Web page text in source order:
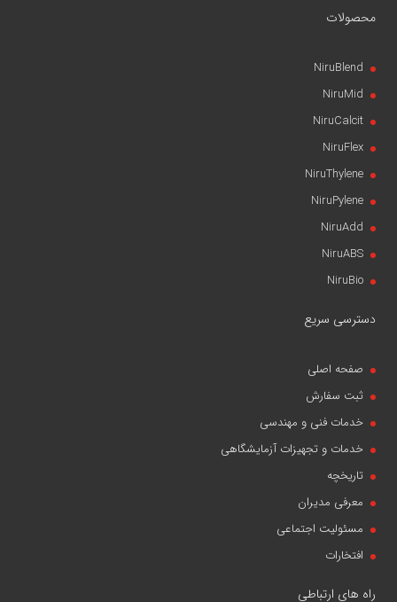
محصولات
NiruBlend
NiruMid
NiruCalcit
NiruFlex
NiruThylene
NiruPylene
NiruAdd
NiruABS
NiruBio
دسترسی سریع
صفحه اصلی
ثبت سفارش
خدمات فنی و مهندسی
خدمات و تجهیزات آزمایشگاهی
تاریخچه
معرفی مدیران
مسئولیت اجتماعی
افتخارات
راه های ارتباطی